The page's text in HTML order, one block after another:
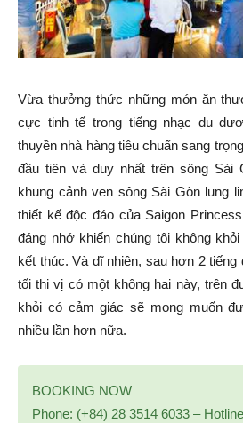
Vừa thưởng thức những món ăn
cực tinh tế trong tiếng nhạc du
thuyền nhà hàng tiêu chuẩn sang
đầu tiên và duy nhất trên sông Sài
khung cảnh ven sông Sài Gòn lung
thiết kế độc đáo của Saigon
đáng nhớ khiến chúng tôi không
kết thúc. Và dĩ nhiên, sau hơn 2
tối thi vị có một không hai này, trên
khỏi có cảm giác sẽ mong muốn
nhiều lần hơn nữa.
BOOKING NOW
Phone: (+84) 28 3514 6033 –